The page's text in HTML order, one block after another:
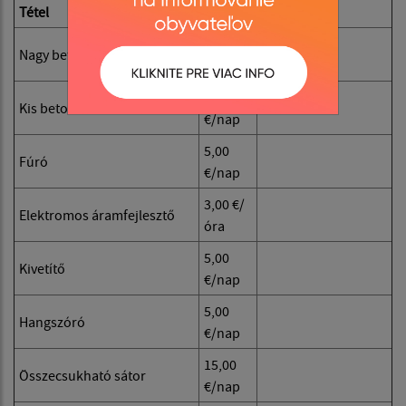
Tétel Ár Megjegyzés
Nagy betonkeverő
10,00
€/nap
Kis betonkeverő
10,00
€/nap
Fúró
5,00
€/nap
Elektromos áramfejlesztő
3,00 €/
óra
Kivetítő
5,00
€/nap
Hangszóró
5,00
€/nap
Összecsukható sátor
15,00
€/nap